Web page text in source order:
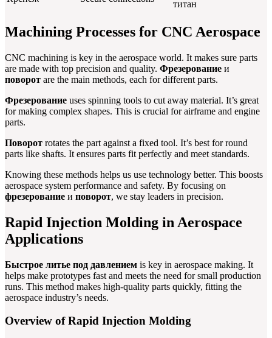
титан
Machining Processes for CNC Aerospace
CNC machining is key in the aerospace world. It makes sure parts
are made with top precision and quality. Фрезерование и
поворот are the main methods, each for different parts.
Фрезерование uses spinning tools to cut away material. It’s great
for making complex shapes. This is crucial for airframe and engine
parts.
Поворот rotates the part against a fixed tool. It’s best for round
parts like shafts. It ensures parts fit perfectly and meet standards.
Knowing these methods helps us use technology better. This boosts
aerospace system performance and safety. By focusing on
фрезерование и поворот, we stay leaders in precision.
Rapid Injection Molding in Aerospace
Applications
Быстрое литье под давлением is key in aerospace making. It
helps make prototypes fast and meets the need for small production
runs. This method makes high-quality parts quickly, fitting the
aerospace industry’s needs.
Overview of Rapid Injection Molding